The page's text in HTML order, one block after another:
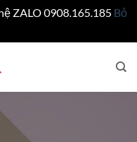
ZALO 0908.165.185 Bỏ